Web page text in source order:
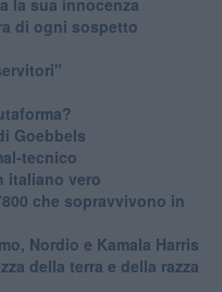
di ogni sospetto
Goebbels
tecnico
italiano vero
che sopravvivono in
Nordio e Kamala Harris
della terra e della razza